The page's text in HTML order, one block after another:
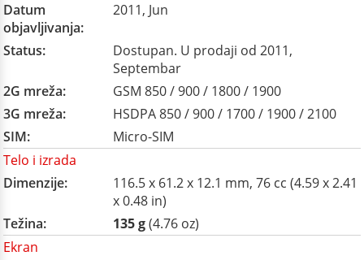
Datum
objavljivanja:
2011, Jun
Status:
Dostupan. U prodaji od 2011,
Septembar
2G mreža:
GSM 850 / 900 / 1800 / 1900
3G mreža:
HSDPA 850 / 900 / 1700 / 1900 / 2100
SIM:
Micro-SIM
Telo i izrada
Dimenzije:
116.5 x 61.2 x 12.1 mm, 76 cc (4.59 x 2.41
x 0.48 in)
Težina:
135 g(4.76 oz)
Ekran